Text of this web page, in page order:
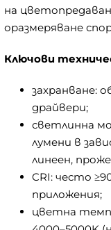
на
оразмеряване
Ключови
захранване:
драйвери;
светлинна
лумени в
линеен,
CRI: често
приложения;
цветна